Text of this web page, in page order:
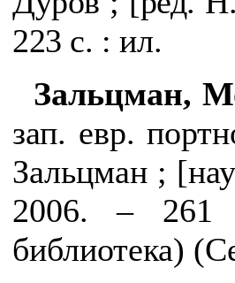
223 с. : ил.
Зальцман,
зап. евр.
Зальцман ;
2006. – 261
библиотека)